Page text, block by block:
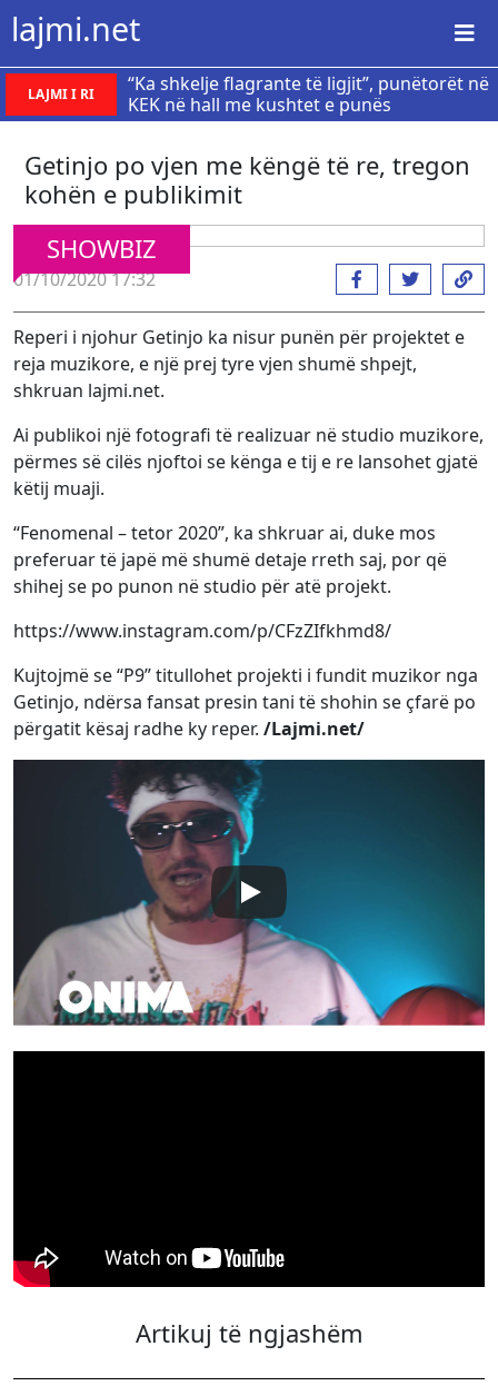
lajmi.net
LAJMI I RI
“Ka shkelje flagrante të ligjit”, punëtorët në
KEK në hall me kushtet e punës
Getinjo po vjen me këngë të re, tregon
kohën e publikimit
SHOWBIZ
01/10/2020 17:32
Reperi i njohur Getinjo ka nisur punën për projektet e
reja muzikore, e një prej tyre vjen shumë shpejt,
shkruan lajmi.net.
Ai publikoi një fotografi të realizuar në studio muzikore,
përmes së cilës njoftoi se kënga e tij e re lansohet gjatë
këtij muaji.
“Fenomenal – tetor 2020”, ka shkruar ai, duke mos
preferuar të japë më shumë detaje rreth saj, por që
shihej se po punon në studio për atë projekt.
https://www.instagram.com/p/CFzZIfkhmd8/
Kujtojmë se “P9” titullohet projekti i fundit muzikor nga
Getinjo, ndërsa fansat presin tani të shohin se çfarë po
përgatit kësaj radhe ky reper. /Lajmi.net/
Artikuj të ngjashëm